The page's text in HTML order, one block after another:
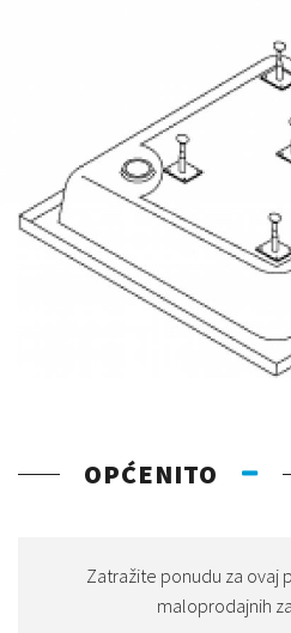
OPĆENITO
Zatražite ponudu za ovaj
maloprodajnih